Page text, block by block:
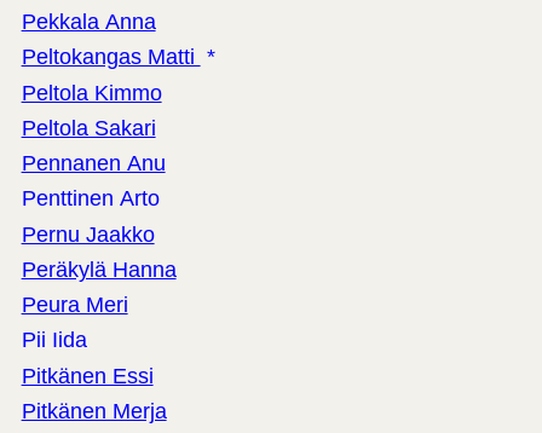
Pekkala Anna
Peltokangas Matti *
Peltola Kimmo
Peltola Sakari
Pennanen Anu
Penttinen Arto
Pernu Jaakko
Peräkylä Hanna
Peura Meri
Pii Iida
Pitkänen Essi
Pitkänen Merja